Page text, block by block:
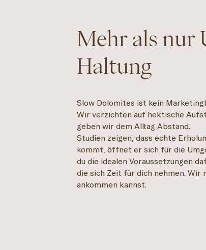
Mehr als nur
Haltung
Slow Dolomites ist kein
Wir verzichten auf hektische
geben wir dem Alltag Abstand.
Studien zeigen, dass echte
kommt, öffnet er sich für die
du die idealen Voraussetzungen
die sich Zeit für dich nehmen. Wir
ankommen kannst.